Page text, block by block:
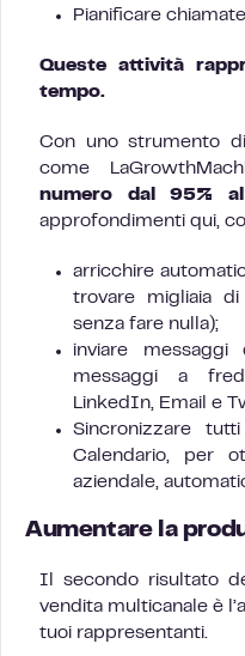
Pianificare
Queste attività
tempo.
Con uno strumento
come
numero dal 95%
approfondimenti qui,
arricchire
trovare migliaia di
senza fare nulla);
inviare messaggi
messaggi a
LinkedIn, Email e
Sincronizzare
Calendario, per
aziendale,
Aumentare la
Il secondo risultato
vendita multicanale è
tuoi rappresentanti.